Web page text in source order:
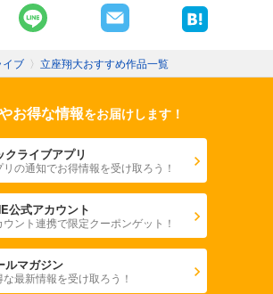
イブ 〉 立座翔大おすすめ作品一覧
お得な情報をお届けします！
クライブアプリ
リの通知でお得情報を受け取ろう！
公式アカウント
ウント連携で限定クーポンゲット！
ルマガジン
な最新情報を受け取ろう！